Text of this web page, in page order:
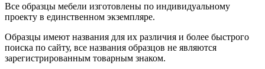
Все образцы мебели изготовлены по индивидуальному
проекту в единственном экземпляре.
Образцы имеют названия для их различия и более быстрого
поиска по сайту, все названия образцов не являются
зарегистрированным товарным знаком.